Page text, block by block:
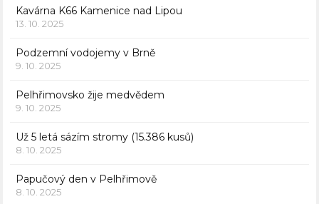
Kavárna K66 Kamenice nad Lipou
13. 10. 2025
Podzemní vodojemy v Brně
9. 10. 2025
Pelhřimovsko žije medvědem
9. 10. 2025
Už 5 letá sázím stromy (15.386 kusů)
8. 10. 2025
Papučový den v Pelhřimově
8. 10. 2025